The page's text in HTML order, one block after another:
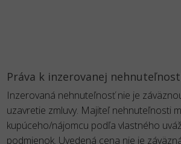
Práva k inzerovanej
Inzerovaná nehnuteľnosť nie je
uzavretie zmluvy. Majiteľ nehnuteľnosti
kupúceho/nájomcu podľa vlastného
podmienok. Uvedená cena nie je